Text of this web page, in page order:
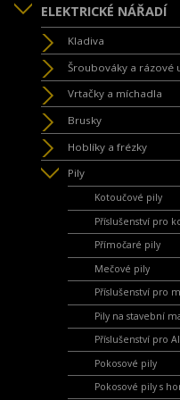
ELEKTRICKÉ NÁŘADÍ
Kladiva
Šroubováky a rázové
Vrtačky a míchadla
Brusky
Hoblíky a frézky
Pily
Kotoučové pily
Příslušenství pro
Přímočaré pily
Mečové pily
Příslušenství pro
Pily na stavební
Příslušenství pro
Pokosové pily
Pokosové pily s